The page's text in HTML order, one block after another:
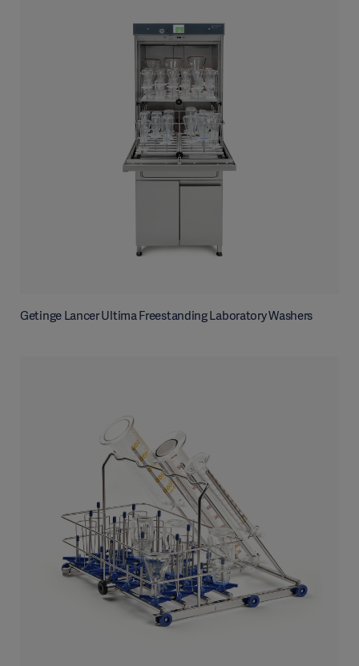
Getinge Lancer Ultima Freestanding Laboratory Washers